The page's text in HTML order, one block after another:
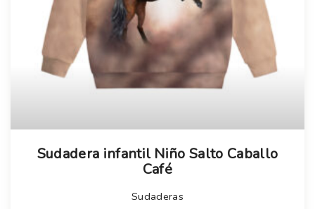
Sudadera infantil Niño Salto Caballo
Café
Sudaderas